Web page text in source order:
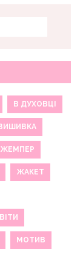
В ДУХОВЦІ
ЖАКЕТ
МОТИВ